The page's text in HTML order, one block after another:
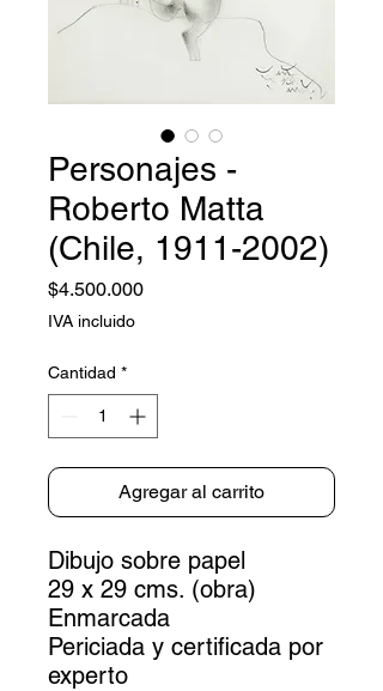
Personajes -
Roberto Matta
(Chile, 1911-2002)
$4.500.000Precio
IVA incluido
Cantidad *
Agregar al carrito
Dibujo sobre papel
29 x 29 cms. (obra)
Enmarcada
Periciada y certificada por
experto